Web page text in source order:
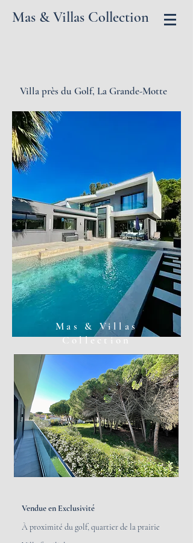
Mas & Villas Collection
Villa près du Golf, La Grande-Motte
Mas & Villas
Collection
Vendue en Exclusivité
À proximité du golf, quartier de la prairie